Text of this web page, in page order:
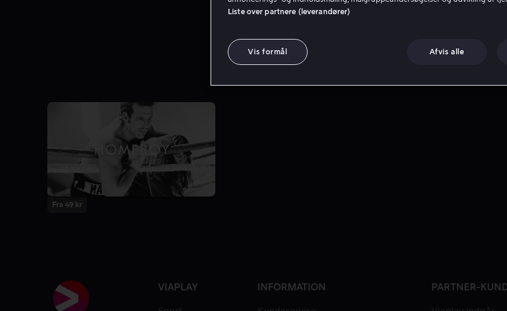
Fra 49 kr
VIAPLAY INFORMATION PARTNER-
Liste over partnere (leverandører)
Vis formål Afvis alle